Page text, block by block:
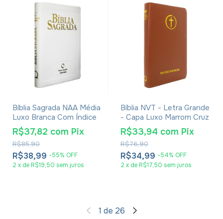
Bíblia Sagrada NAA Média
Luxo Branca Com Índice
R$38,99 -55% OFF
R$85,90
R$37,82 com Pix
2 x de R$19,50 sem juros
Bíblia NVT - Letra Grande
- Capa Luxo Marrom Cruz
R$34,99 -54% OFF
R$76,90
R$33,94 com Pix
2 x de R$17,50 sem juros
1 de 26